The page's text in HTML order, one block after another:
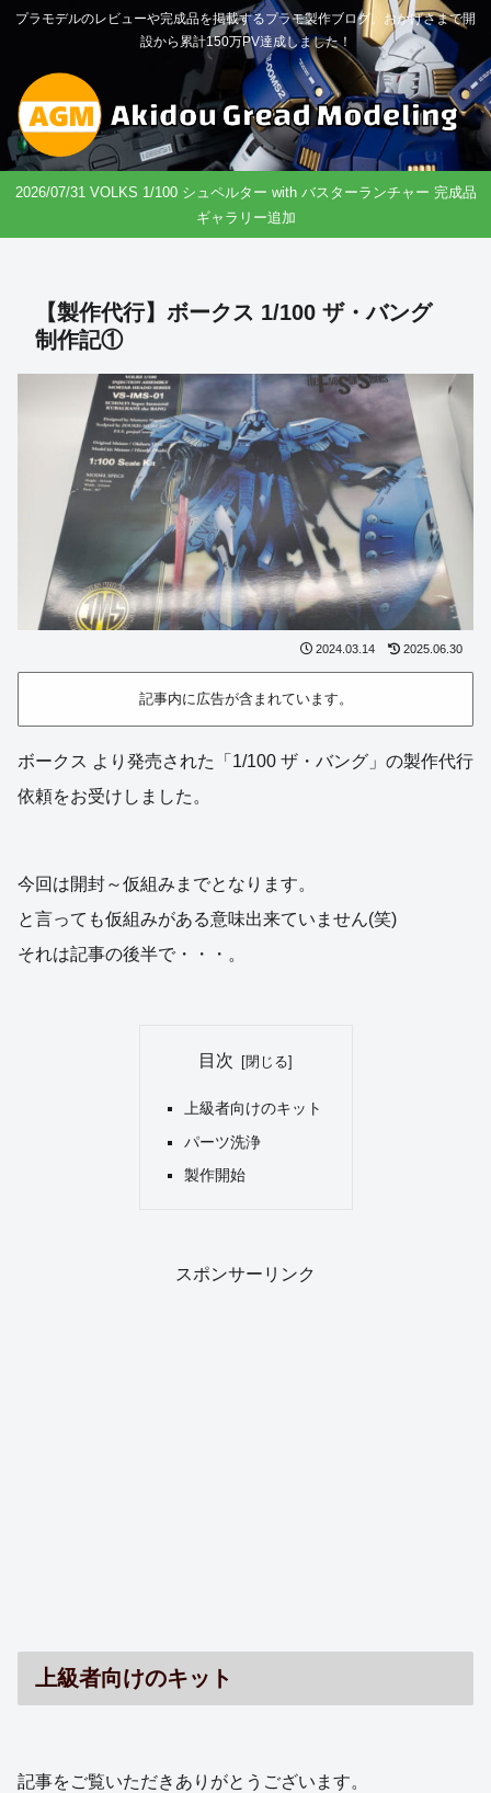
プラモデルのレビューや完成品を掲載するプラモ製作ブログ。おかげさまで開
設から累計150万PV達成しました！
2026/07/31 VOLKS 1/100 シュペルター with バスターランチャー 完成品
ギャラリー追加
【製作代行】ボークス 1/100 ザ・バング
制作記①
2024.03.14 2025.06.30
記事内に広告が含まれています。
ボークス より発売された「1/100 ザ・バング」の製作代行
依頼をお受けしました。
今回は開封～仮組みまでとなります。
と言っても仮組みがある意味出来ていません(笑)
それは記事の後半で・・・。
目次
上級者向けのキット
パーツ洗浄
製作開始
スポンサーリンク
上級者向けのキット
記事をご覧いただきありがとうございます。